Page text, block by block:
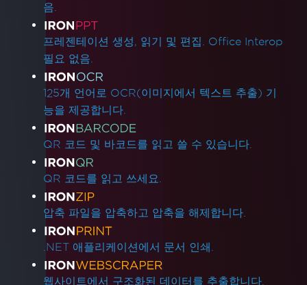
음.
프레젠테이션 생성, 읽기 및 편집. Office Interop
필요 없음.
125개 언어로 OCR(이미지에서 텍스트 추출) 기
능을 제공합니다.
QR 코드 및 바코드를 읽고 쓸 수 있습니다.
QR 코드를 읽고 쓰세요.
압축 파일을 압축하고 압축을 해제합니다.
.NET 애플리케이션에서 문서 인쇄.
웹사이트에서 구조화된 데이터를 추출합니다.